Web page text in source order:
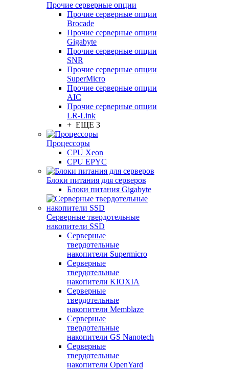
Прочие серверные опции
Прочие серверные опции
Brocade
Прочие серверные опции
Gigabyte
Прочие серверные опции
SNR
Прочие серверные опции
SuperMicro
Прочие серверные опции
AIC
Прочие серверные опции
LR-Link
+ ЕЩЕ 3
Процессоры
CPU Xeon
CPU EPYC
Блоки питания для серверов
Блоки питания Gigabyte
Серверные твердотельные
накопители SSD
Cерверные
твердотельные
накопители Supermicro
Cерверные
твердотельные
накопители KIOXIA
Cерверные
твердотельные
накопители Memblaze
Cерверные
твердотельные
накопители GS Nanotech
Серверные
твердотельные
накопители OpenYard